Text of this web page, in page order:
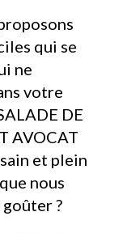
qui se
ne
votre
DE
AVOCAT
et plein
nous
?